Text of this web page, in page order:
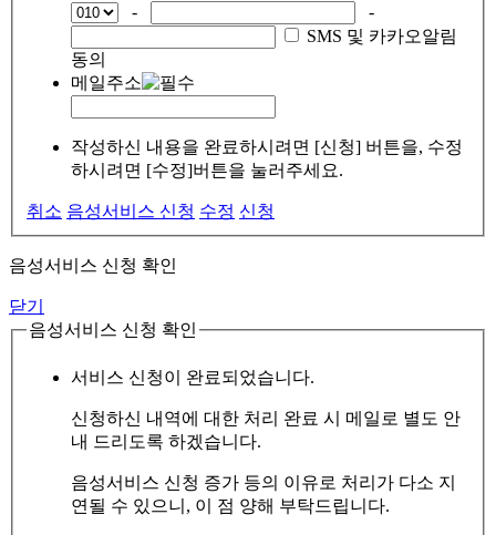
-
-
SMS 및 카카오알림
동의
메일주소
작성하신 내용을 완료하시려면 [신청] 버튼을, 수정
하시려면 [수정]버튼을 눌러주세요.
취소 음성서비스 신청 수정 신청
음성서비스 신청 확인
닫기
음성서비스 신청 확인
서비스 신청이 완료되었습니다.
신청하신 내역에 대한 처리 완료 시 메일로 별도 안
내 드리도록 하겠습니다.
음성서비스 신청 증가 등의 이유로 처리가 다소 지
연될 수 있으니, 이 점 양해 부탁드립니다.